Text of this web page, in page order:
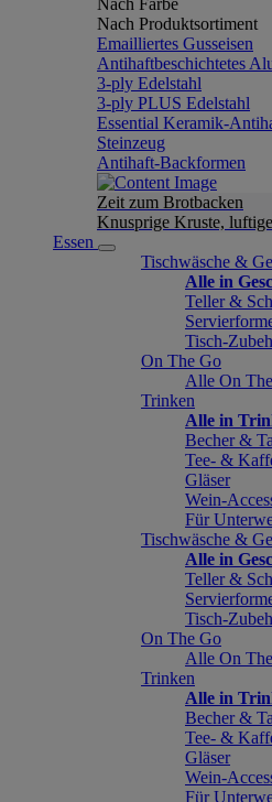
Nach Farbe
Nach Produktsortiment
Emailliertes Gusseisen
Antihaftbeschichtetes
3-ply Edelstahl
3-ply PLUS Edelstahl
Essential Keramik-
Steinzeug
Antihaft-Backformen
Zeit zum Brotbacken
Knusprige Kruste,
Essen
Tischwäsche &
Alle in
Teller &
Tisch-
On The Go
Alle On
Trinken
Alle in
Becher &
Tee- &
Gläser
Wein-
Für
Tischwäsche &
Alle in
Teller &
Tisch-
On The Go
Alle On
Trinken
Alle in
Becher &
Tee- &
Gläser
Wein-
Für